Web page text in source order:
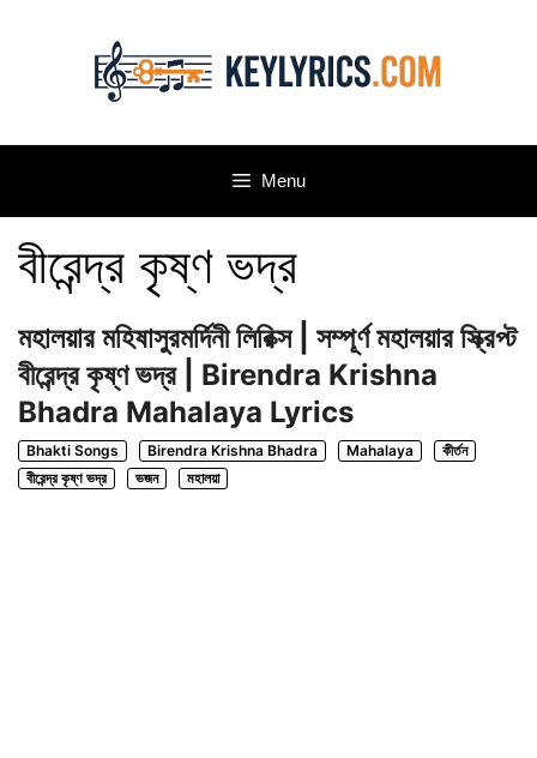
Menu
বীরেন্দ্র কৃষ্ণ ভদ্র
মহালয়ার মহিষাসুরমর্দিনী লিরিক্স | সম্পূর্ণ মহালয়ার স্ক্রিপ্ট
বীরেন্দ্র কৃষ্ণ ভদ্র | Birendra Krishna
Bhadra Mahalaya Lyrics
Bhakti Songs Birendra Krishna Bhadra Mahalaya
কীর্তন
বীরেন্দ্র কৃষ্ণ ভদ্র
ভজন মহালয়া